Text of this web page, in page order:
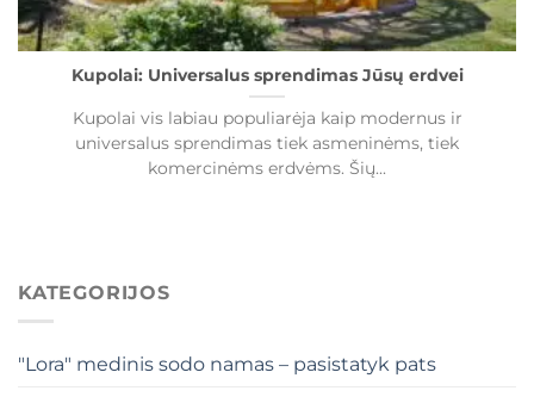
Kupolai: Universalus sprendimas Jūsų erdvei
Kupolai vis labiau populiarėja kaip modernus ir
universalus sprendimas tiek asmeninėms, tiek
komercinėms erdvėms. Šių...
KATEGORIJOS
"Lora" medinis sodo namas – pasistatyk pats